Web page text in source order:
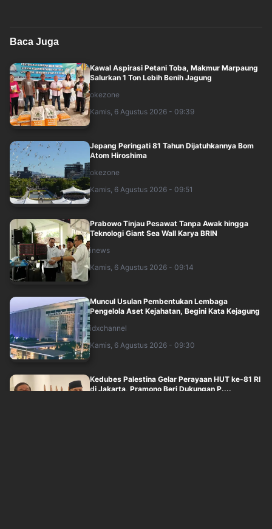
Baca Juga
Kawal Aspirasi Petani Toba, Makmur Marpaung
Salurkan 1 Ton Lebih Benih Jagung
okezone
Kamis, 6 Agustus 2026 - 09:39
Jepang Peringati 81 Tahun Dijatuhkannya Bom
Atom Hiroshima
okezone
Kamis, 6 Agustus 2026 - 09:51
Prabowo Tinjau Pesawat Tanpa Awak hingga
Teknologi Giant Sea Wall Karya BRIN
inews
Kamis, 6 Agustus 2026 - 09:14
Muncul Usulan Pembentukan Lembaga
Pengelola Aset Kejahatan, Begini Kata Kejagung
idxchannel
Kamis, 6 Agustus 2026 - 09:30
Kedubes Palestina Gelar Perayaan HUT ke-81 RI
di Jakarta, Pramono Beri Dukungan P....